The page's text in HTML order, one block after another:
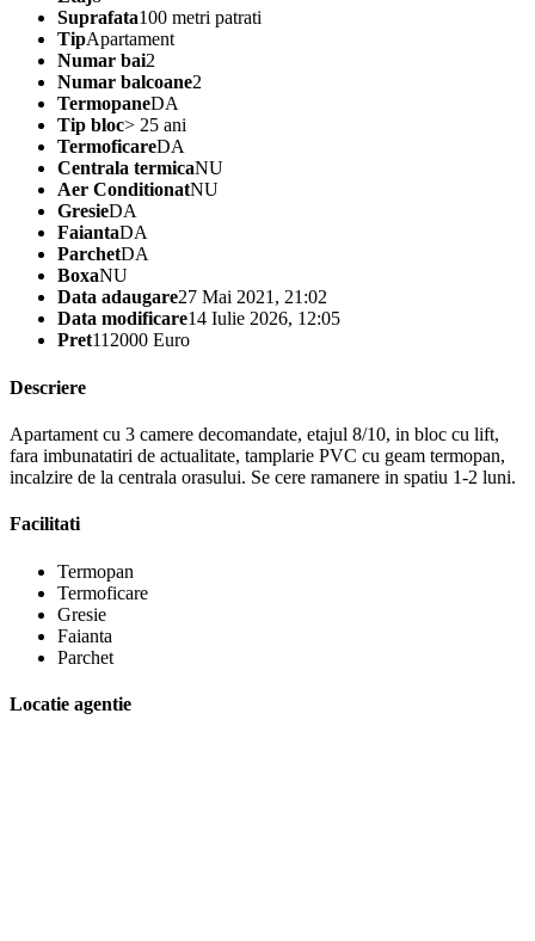
Suprafata100 metri patrati
TipApartament
Numar bai2
Numar balcoane2
TermopaneDA
Tip bloc> 25 ani
TermoficareDA
Centrala termicaNU
Aer ConditionatNU
GresieDA
FaiantaDA
ParchetDA
BoxaNU
Data adaugare27 Mai 2021, 21:02
Data modificare14 Iulie 2026, 12:05
Pret112000 Euro
Descriere
Apartament cu 3 camere decomandate, etajul 8/10, in bloc cu lift,
fara imbunatatiri de actualitate, tamplarie PVC cu geam termopan,
incalzire de la centrala orasului. Se cere ramanere in spatiu 1-2 luni.
Facilitati
Termopan
Termoficare
Gresie
Faianta
Parchet
Locatie agentie